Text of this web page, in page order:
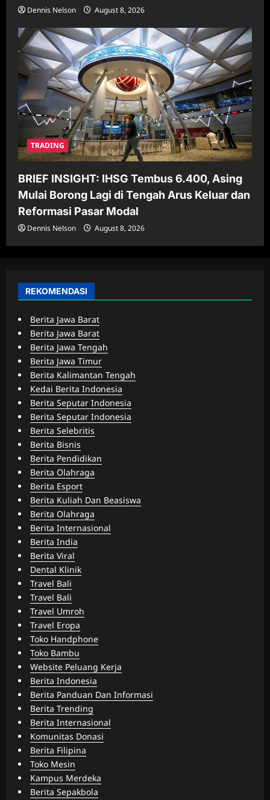
Dennis Nelson August 8, 2026
TRADING
BRIEF INSIGHT: IHSG Tembus 6.400, Asing
Mulai Borong Lagi di Tengah Arus Keluar dan
Reformasi Pasar Modal
Dennis Nelson August 8, 2026
REKOMENDASI
Berita Jawa Barat
Berita Jawa Barat
Berita Jawa Tengah
Berita Jawa Timur
Berita Kalimantan Tengah
Kedai Berita Indonesia
Berita Seputar Indonesia
Berita Seputar Indonesia
Berita Selebritis
Berita Bisnis
Berita Pendidikan
Berita Olahraga
Berita Esport
Berita Kuliah Dan Beasiswa
Berita Olahraga
Berita Internasional
Berita India
Berita Viral
Dental Klinik
Travel Bali
Travel Bali
Travel Umroh
Travel Eropa
Toko Handphone
Toko Bambu
Website Peluang Kerja
Berita Indonesia
Berita Panduan Dan Informasi
Berita Trending
Berita Internasional
Komunitas Donasi
Berita Filipina
Toko Mesin
Kampus Merdeka
Berita Sepakbola